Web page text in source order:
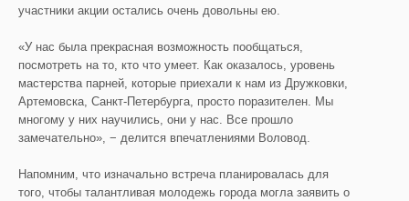
участники акции остались очень довольны ею.
«У нас была прекрасная возможность пообщаться,
посмотреть на то, кто что умеет. Как оказалось, уровень
мастерства парней, которые приехали к нам из Дружковки,
Артемовска, Санкт-Петербурга, просто поразителен. Мы
многому у них научились, они у нас. Все прошло
замечательно», − делится впечатлениями Воловод.
Напомним, что изначально встреча планировалась для
того, чтобы талантливая молодежь города могла заявить о